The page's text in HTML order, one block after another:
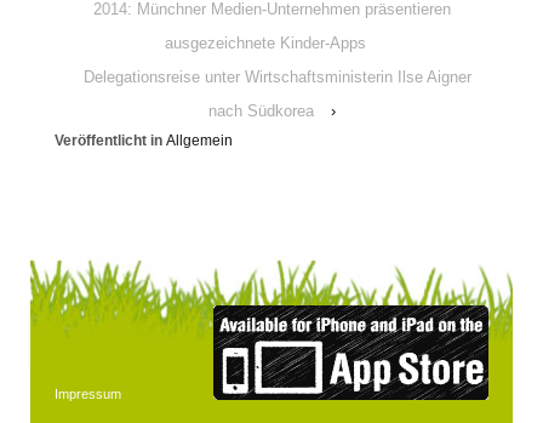
2014: Münchner Medien-Unternehmen präsentieren
ausgezeichnete Kinder-Apps
Delegationsreise unter Wirtschaftsministerin Ilse Aigner
nach Südkorea
›
Veröffentlicht in Allgemein
Impressum